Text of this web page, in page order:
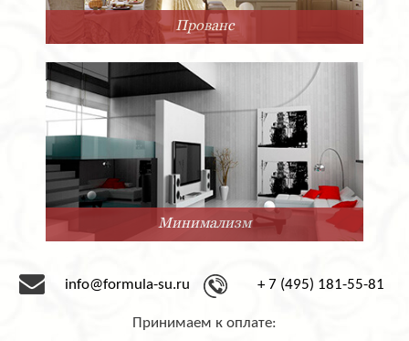
Прованс
Минимализм
info@formula-su.ru + 7 (495) 181-55-81
Принимаем к оплате: